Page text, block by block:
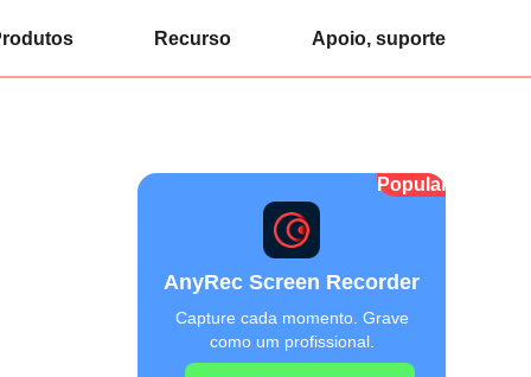
Recurso Apoio, suporte
Popular
AnyRec Screen Recorder
Capture cada momento. Grave
como um profissional.